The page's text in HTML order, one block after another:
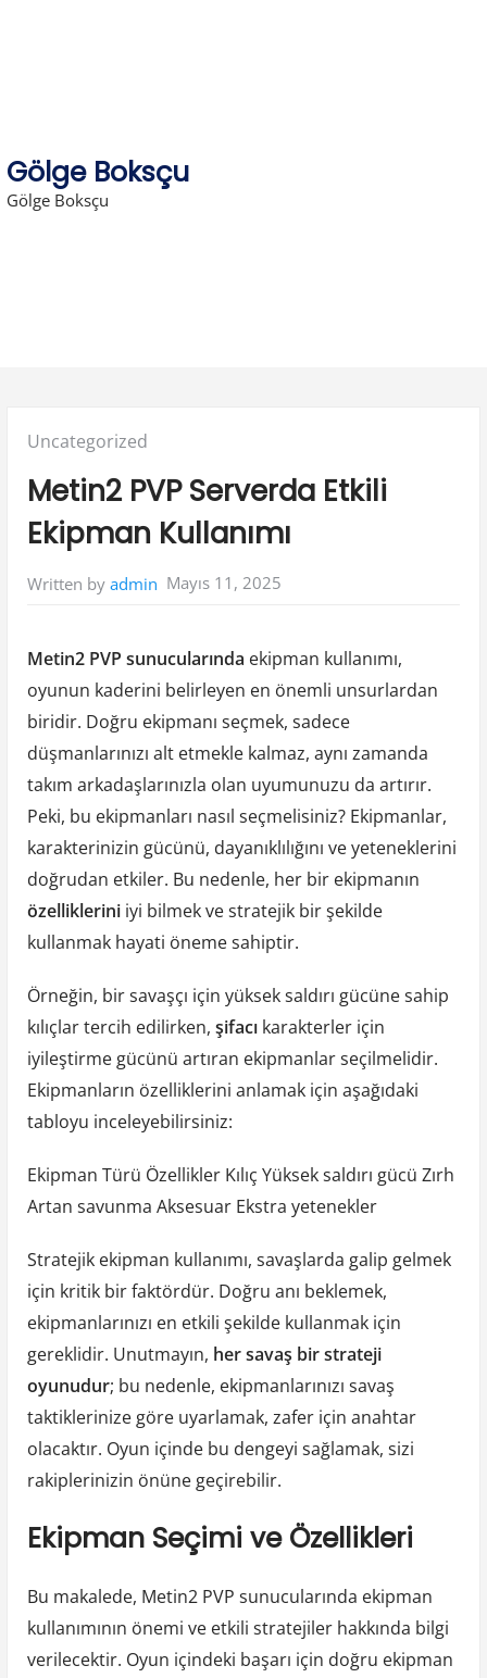
Gölge Boksçu
Gölge Boksçu
Posted
Uncategorized
Metin2 PVP Serverda Etkili
Ekipman Kullanımı
Written by admin Mayıs 11, 2025
Metin2 PVP sunucularında ekipman kullanımı,
oyunun kaderini belirleyen en önemli unsurlardan
biridir. Doğru ekipmanı seçmek, sadece
düşmanlarınızı alt etmekle kalmaz, aynı zamanda
takım arkadaşlarınızla olan uyumunuzu da artırır.
Peki, bu ekipmanları nasıl seçmelisiniz? Ekipmanlar,
karakterinizin gücünü, dayanıklılığını ve yeteneklerini
doğrudan etkiler. Bu nedenle, her bir ekipmanın
özellikleriniiyi bilmek ve stratejik bir şekilde
kullanmak hayati öneme sahiptir.
Örneğin, bir savaşçı için yüksek saldırı gücüne sahip
kılıçlar tercih edilirken, şifacıkarakterler için
iyileştirme gücünü artıran ekipmanlar seçilmelidir.
Ekipmanların özelliklerini anlamak için aşağıdaki
tabloyu inceleyebilirsiniz:
Ekipman Türü Özellikler Kılıç Yüksek saldırı gücü Zırh
Artan savunma Aksesuar Ekstra yetenekler
Stratejik ekipman kullanımı, savaşlarda galip gelmek
için kritik bir faktördür. Doğru anı beklemek,
ekipmanlarınızı en etkili şekilde kullanmak için
gereklidir. Unutmayın, her savaş bir strateji
oyunudur; bu nedenle, ekipmanlarınızı savaş
taktiklerinize göre uyarlamak, zafer için anahtar
olacaktır. Oyun içinde bu dengeyi sağlamak, sizi
rakiplerinizin önüne geçirebilir.
Ekipman Seçimi ve Özellikleri
Bu makalede, Metin2 PVP sunucularında ekipman
kullanımının önemi ve etkili stratejiler hakkında bilgi
verilecektir. Oyun içindeki başarı için doğru ekipman